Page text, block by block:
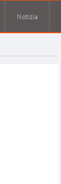
Notizia